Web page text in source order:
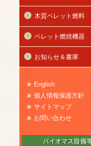
木質ペレット燃料
ペレット燃焼機器
お知らせ＆書庫
English
個人情報保護方針
サイトマップ
お問い合わせ